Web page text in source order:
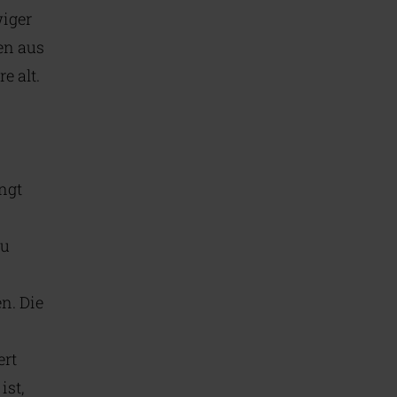
aus
alt.
Die